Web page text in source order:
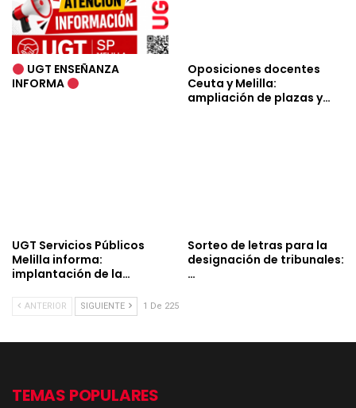
UGT ENSEÑANZA
INFORMA
Oposiciones docentes
Ceuta y Melilla:
ampliación de plazas y…
UGT Servicios Públicos
Melilla informa:
implantación de la…
Sorteo de letras para la
designación de tribunales:
…
ANTERIOR SIGUIENTE 1 De 225
TEMAS POPULARES